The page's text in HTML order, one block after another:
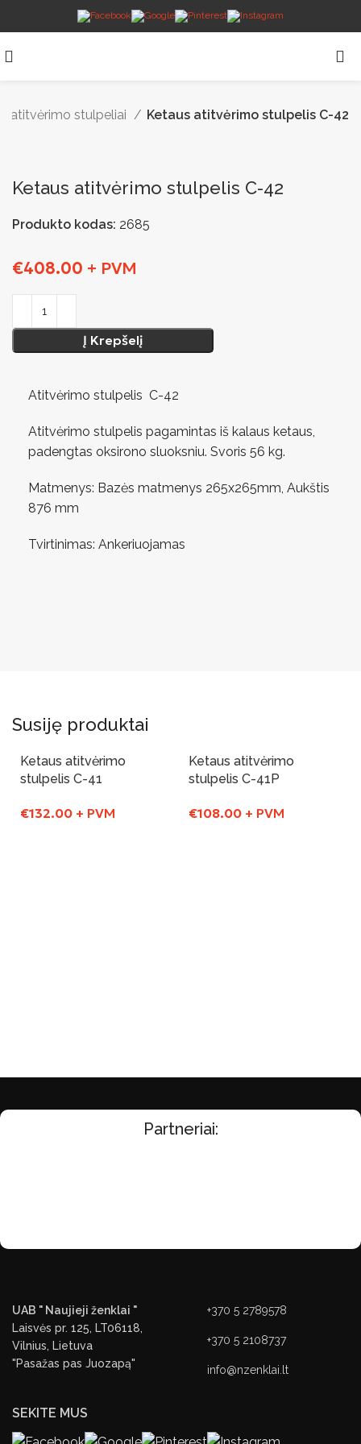
atitvėrimo stulpeliai Ketaus atitvėrimo stulpelis C-42
Ketaus atitvėrimo stulpelis C-42
Produkto kodas: 2685
€408.00 + PVM
Į Krepšelį
Atitvėrimo stulpelis C-42
Atitvėrimo stulpelis pagamintas iš kalaus ketaus,
padengtas oksirono sluoksniu. Svoris 56 kg.
Matmenys: Bazės matmenys 265x265mm, Aukštis
876 mm
Tvirtinimas: Ankeriuojamas
Susiję produktai
Ketaus atitvėrimo
stulpelis C-41
€132.00 + PVM
Ketaus atitvėrimo
stulpelis C-41P
€108.00 + PVM
Partneriai:
UAB " Naujieji ženklai "
Laisvės pr. 125, LT06118,
Vilnius, Lietuva
"Pasažas pas Juozapą"
+370 5 2789578
+370 5 2108737
info@nzenklai.lt
SEKITE MUS